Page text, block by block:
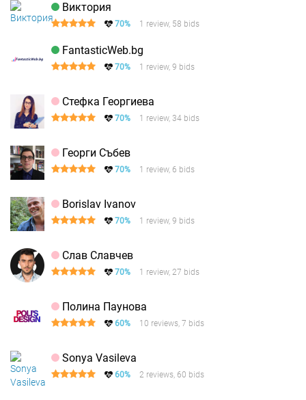
Виктория
70% 1 review, 58 bids
FantasticWeb.bg
70% 1 review, 9 bids
Стефка Георгиева
70% 1 review, 34 bids
Георги Събев
70% 1 review, 6 bids
Borislav Ivanov
70% 1 review, 9 bids
Слав Славчев
70% 1 review, 27 bids
Полина Паунова
60% 10 reviews, 7 bids
Sonya Vasileva
60% 2 reviews, 60 bids